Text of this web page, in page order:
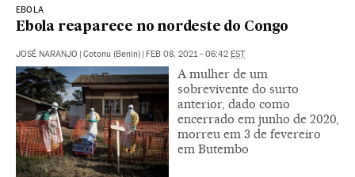
EBOLA
Ebola reaparece no nordeste do Congo
JOSÉ NARANJO Cotonu (Benin) FEB 08, 2021 - 06:42 EST
A mulher de um
sobrevivente do surto
anterior, dado como
encerrado em junho de 2020,
morreu em 3 de fevereiro
em Butembo